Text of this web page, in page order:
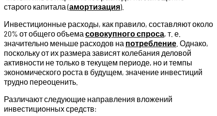
старого капитала (амортизация).
Инвестиционные расходы, как правило, составляют около
20% от общего объема совокупного спроса, т. е.
значительно меньше расходов на потребление . Однако,
поскольку от их размера зависят колебания деловой
активности не только в текущем периоде, но и темпы
экономического роста в будущем, значение инвестиций
трудно переоценить.
Различают следующие направления вложений
инвестиционных средств: